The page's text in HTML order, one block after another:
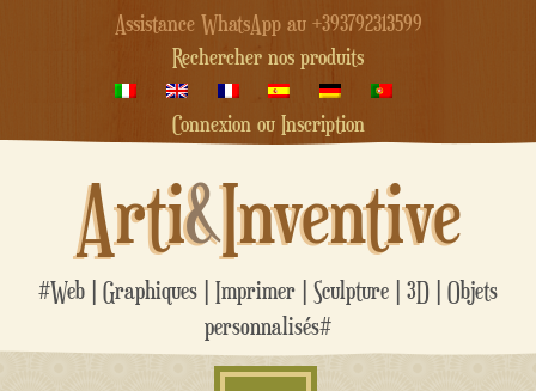
Assistance WhatsApp au +393792313599
Rechercher nos produits
Connexion ou Inscription
Arti&Inventive
#Web | Graphiques | Imprimer | Sculpture | 3D | Objets
personnalisés#